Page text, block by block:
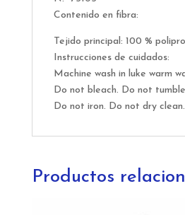
Contenido en fibra:
Tejido principal: 100 %
Instrucciones de cuidados:
Machine wash in luke warm
Do not bleach. Do not
Do not iron. Do not dry clean.
Productos